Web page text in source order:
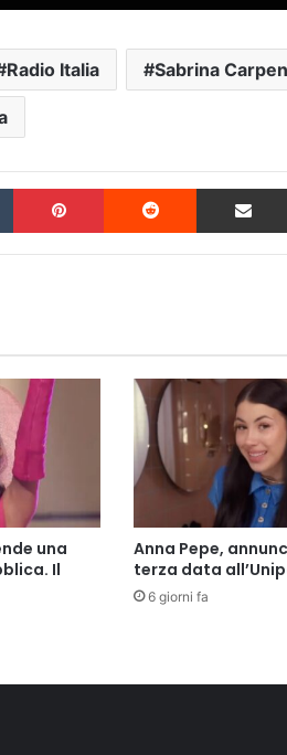
Radio Italia Sabrina
Tumblr Pinterest Reddit
una
Il
Anna Pepe,
terza data
6 giorni fa